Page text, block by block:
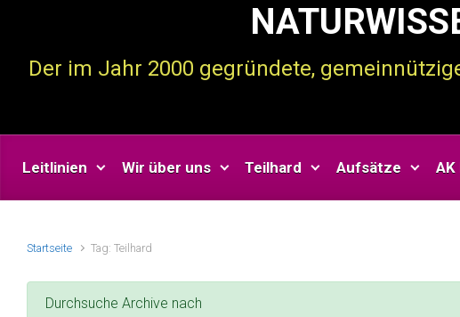
Der im Jahr 2000 gegründete,
Leitlinien Wir über uns Teilhard Aufsätze AK
Startseite Tag: Teilhard
Durchsuche Archive nach